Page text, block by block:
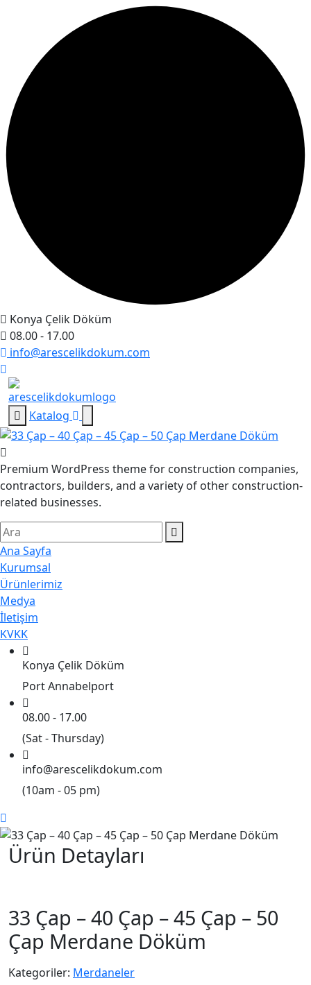
Konya Çelik Döküm
08.00 - 17.00
info@arescelikdokum.com
Katalog
Premium WordPress theme for construction companies,
contractors, builders, and a variety of other construction-
related businesses.
Ana Sayfa
Kurumsal
Ürünlerimiz
Medya
İletişim
KVKK
Konya Çelik Döküm
Port Annabelport
08.00 - 17.00
(Sat - Thursday)
info@arescelikdokum.com
(10am - 05 pm)
Ürün Detayları
33 Çap – 40 Çap – 45 Çap – 50
Çap Merdane Döküm
Kategoriler: Merdaneler